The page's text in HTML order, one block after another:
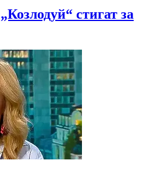
стигат за